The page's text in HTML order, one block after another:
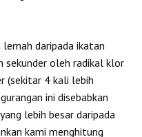
daripada ikatan
sekunder oleh radikal klor
(sekitar 4 kali lebih
ini disebabkan
lebih besar daripada
kami menghitung